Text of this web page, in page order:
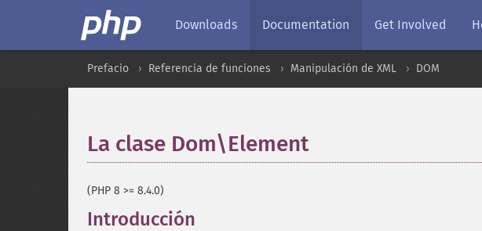
Downloads Documentation Get Involved
Prefacio Referencia de funciones Manipulación de XML DOM
La clase Dom\Element
(PHP 8 >= 8.4.0)
Introducción